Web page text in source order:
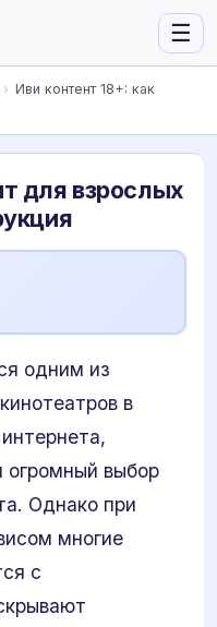
☰
› Иви контент 18+: как
для взрослых
одним из
в
огромный выбор
Однако при
многие
с